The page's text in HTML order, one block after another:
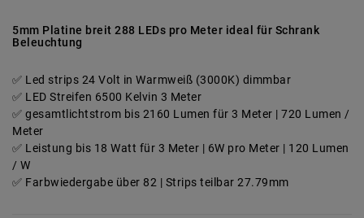
5mm Platine breit 288 LEDs pro Meter ideal für Schrank
Beleuchtung
Led strips 24 Volt in Warmweiß (3000K) dimmbar
LED Streifen 6500 Kelvin 3 Meter
gesamtlichtstrom bis 2160 Lumen für 3 Meter | 720 Lumen /
Meter
Leistung bis 18 Watt für 3 Meter | 6W pro Meter | 120 Lumen
/ W
Farbwiedergabe über 82 | Strips teilbar 27.79mm